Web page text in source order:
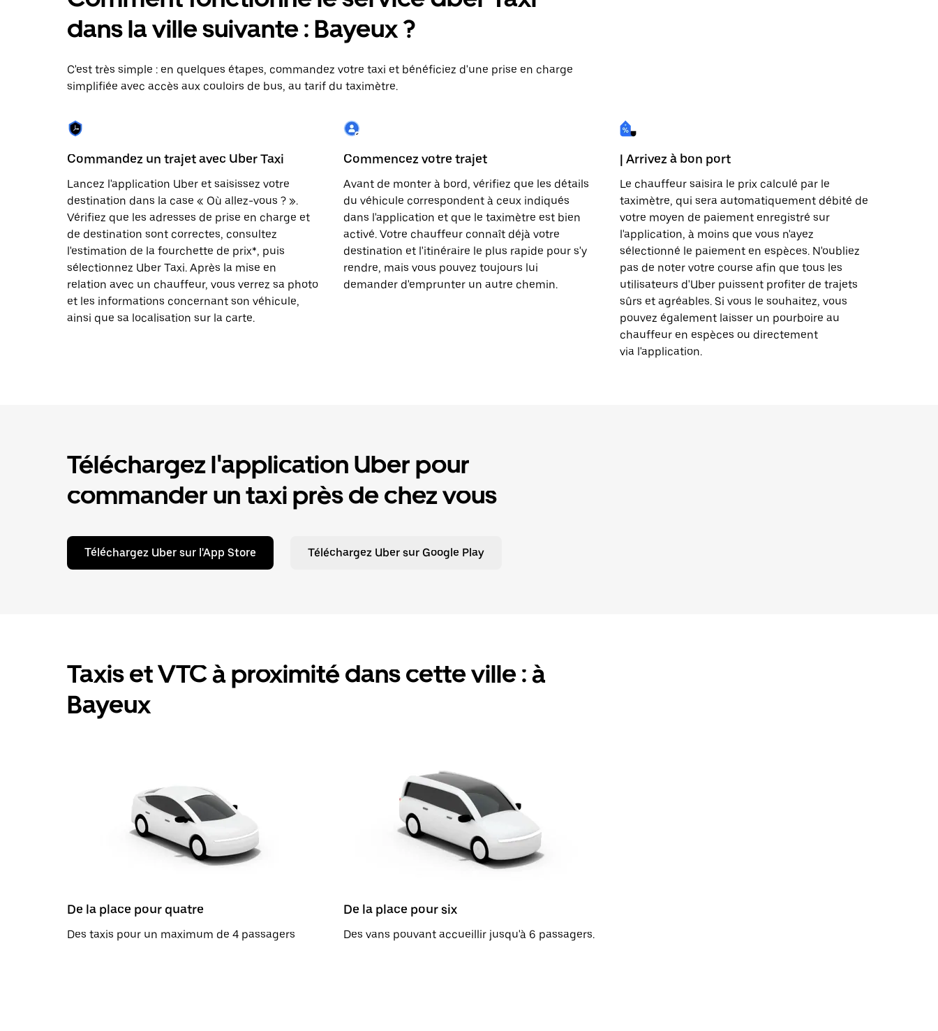
le
et
date.
Appuyez
sur
touche
Échap
fermer
calendrier.
dans la ville suivante : Bayeux ?
C'est très simple : en quelques étapes, commandez votre taxi et bénéficiez d'une prise en charge
simplifiée avec accès aux couloirs de bus, au tarif du taximètre.
Commandez un trajet avec Uber Taxi
Lancez l'application Uber et saisissez votre
destination dans la case « Où allez-vous ? ».
Vérifiez que les adresses de prise en charge et
de destination sont correctes, consultez
l'estimation de la fourchette de prix*, puis
sélectionnez Uber Taxi. Après la mise en
relation avec un chauffeur, vous verrez sa photo
et les informations concernant son véhicule,
ainsi que sa localisation sur la carte.
Commencez votre trajet
Avant de monter à bord, vérifiez que les détails
du véhicule correspondent à ceux indiqués
dans l'application et que le taximètre est bien
activé. Votre chauffeur connaît déjà votre
destination et l'itinéraire le plus rapide pour s'y
rendre, mais vous pouvez toujours lui
demander d'emprunter un autre chemin.
| Arrivez à bon port
Le chauffeur saisira le prix calculé par le
taximètre, qui sera automatiquement débité de
votre moyen de paiement enregistré sur
l'application, à moins que vous n'ayez
sélectionné le paiement en espèces. N'oubliez
pas de noter votre course afin que tous les
utilisateurs d'Uber puissent profiter de trajets
sûrs et agréables. Si vous le souhaitez, vous
pouvez également laisser un pourboire au
chauffeur en espèces ou directement
via l'application.
Téléchargez l'application Uber pour
commander un taxi près de chez vous
Téléchargez Uber sur l'App Store Téléchargez Uber sur Google Play
Taxis et VTC à proximité dans cette ville : à
Bayeux
De la place pour quatre
Des taxis pour un maximum de 4 passagers
De la place pour six
Des vans pouvant accueillir jusqu'à 6 passagers.